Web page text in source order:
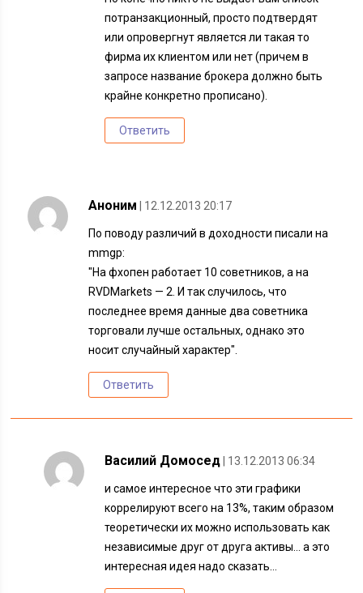
потранзакционный, просто подтвердят
или опровергнут является ли такая то
фирма их клиентом или нет (причем в
запросе название брокера должно быть
крайне конкретно прописано).
Ответить
Аноним | 12.12.2013 20:17
По поводу различий в доходности писали на
mmgp:
"На фхопен работает 10 советников, а на
RVDMarkets — 2. И так случилось, что
последнее время данные два советника
торговали лучше остальных, однако это
носит случайный характер".
Ответить
Василий Домосед | 13.12.2013 06:34
и самое интересное что эти графики
коррелируют всего на 13%, таким образом
теоретически их можно использовать как
независимые друг от друга активы… а это
интересная идея надо сказать…